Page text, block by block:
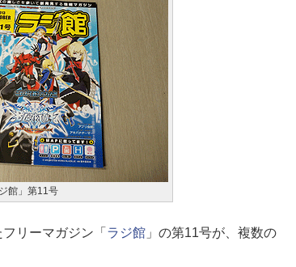
館」第11号
リーマガジン「 ラジ館 」の第11号が、複数の